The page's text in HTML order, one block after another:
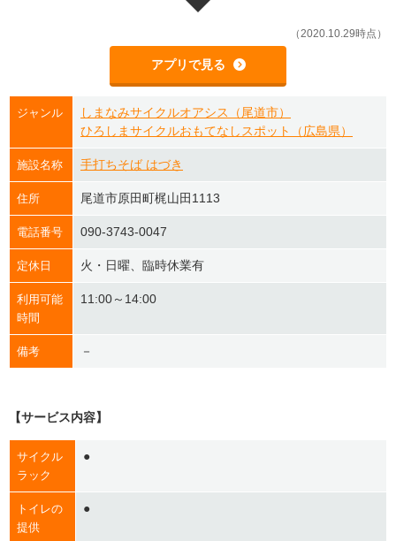
（2020.10.29時点）
アプリで見る
ジャンル
しまなみサイクルオアシス（尾道市）
ひろしまサイクルおもてなしスポット（広島県）
施設名称 手打ちそば はづき
住所 尾道市原田町梶山田1113
電話番号 090-3743-0047
定休日 火・日曜、臨時休業有
利用可能
時間
11:00～14:00
備考 －
【サービス内容】
サイクル
ラック
●
トイレの
提供
●